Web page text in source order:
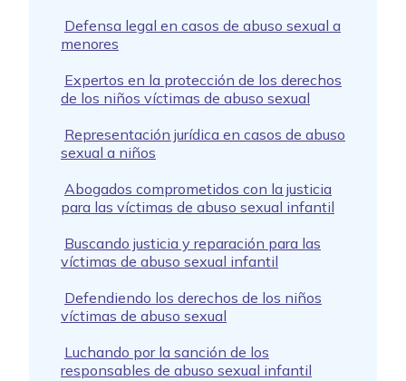
Defensa legal en casos de abuso sexual a
menores
Expertos en la protección de los derechos
de los niños víctimas de abuso sexual
Representación jurídica en casos de abuso
sexual a niños
Abogados comprometidos con la justicia
para las víctimas de abuso sexual infantil
Buscando justicia y reparación para las
víctimas de abuso sexual infantil
Defendiendo los derechos de los niños
víctimas de abuso sexual
Luchando por la sanción de los
responsables de abuso sexual infantil